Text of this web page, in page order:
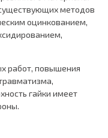
методов
оцинкованием,
работ, повышения
гайки имеет